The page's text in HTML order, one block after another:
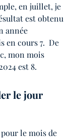
en juillet, je
est obtenu
année
en cours 7.  De
mon mois
est 8.
le jour
le mois de